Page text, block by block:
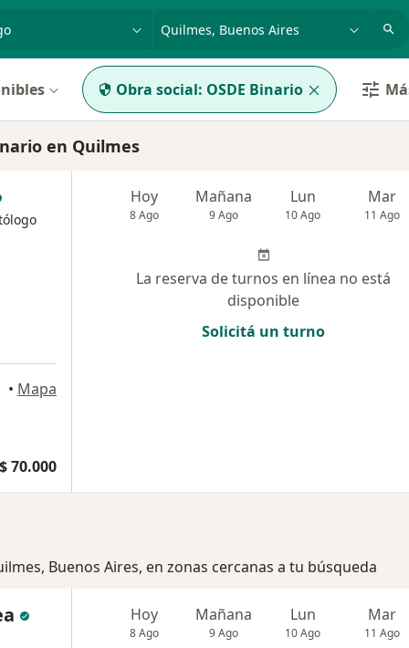
enfermedad o nombre
Obra social: OSDE Binario
en Quilmes
• Mapa
70.000
Hoy
8 Ago
Mañana
9 Ago
Lun
10 Ago
Mar
11 Ago
La reserva de turnos en línea no está
disponible
Solicitá un turno
Buenos Aires, en zonas cercanas a tu búsqueda
Hoy
8 Ago
Mañana
9 Ago
Lun
10 Ago
Mar
11 Ago